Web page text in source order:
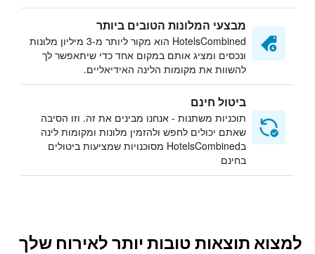
מבצעי המלונות הטובים ביותר
HotelsCombined הוא מקור ליותר מ-3 מיליון מלונות
ונכסים ומציג אותם במקום אחד כדי שיתאפשר לך
להשוות את מקומות הלינה האידיאליים.
ביטול חינם
תוכניות משתנות - אנחנו מבינים את זה. וזו הסיבה
שאתם יכולים לחפש ולהזמין מלונות ומקומות לינה
בHotelsCombined מסוכנויות שמציעות ביטולים
בחינם
למצוא תוצאות טובות יותר לאירוח שלך